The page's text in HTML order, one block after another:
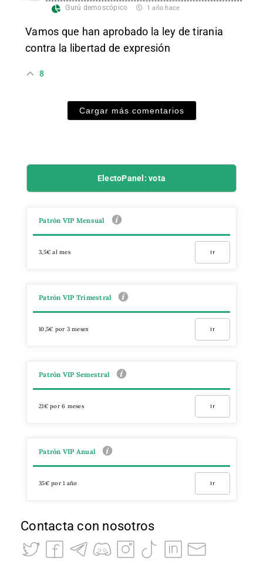
Gurú demoscópico 1 año hace
Vamos que han aprobado la ley de tirania
contra la libertad de expresión
8
Cargar más comentarios
ElectoPanel: vota
Patrón VIP Mensual
3,5€ al mes Ir
Patrón VIP Trimestral
10,5€ por 3 meses Ir
Patrón VIP Semestral
21€ por 6 meses Ir
Patrón VIP Anual
35€ por 1 año Ir
Contacta con nosotros